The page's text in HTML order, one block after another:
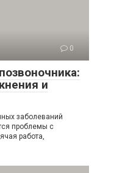
0
и
заболеваний
проблемы с
работа,